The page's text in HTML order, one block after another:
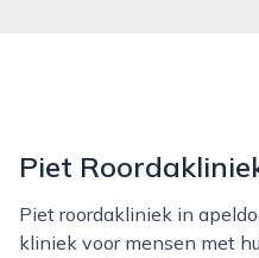
Piet
Piet roordakliniek in apeldoorn is een gespecialiseerde
kliniek voor mensen met